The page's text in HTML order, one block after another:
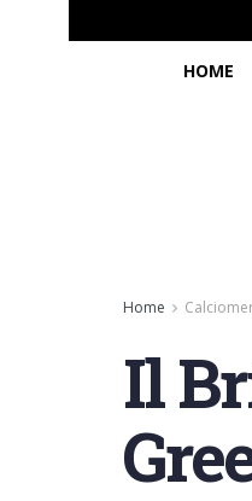
HOME
Home
Il